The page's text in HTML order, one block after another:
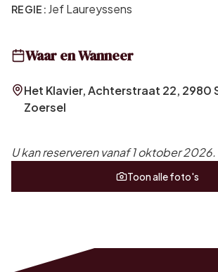
REGIE: Jef Laureyssens
Waar en Wanneer
Het Klavier, Achterstraat 22, 2980
Zoersel
U kan reserveren vanaf 1 oktober 2026.
Toon alle foto's